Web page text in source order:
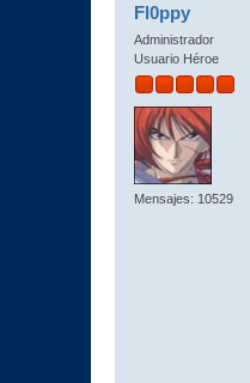
Fl0ppy
Administrador
Usuario Héroe
Mensajes: 10529